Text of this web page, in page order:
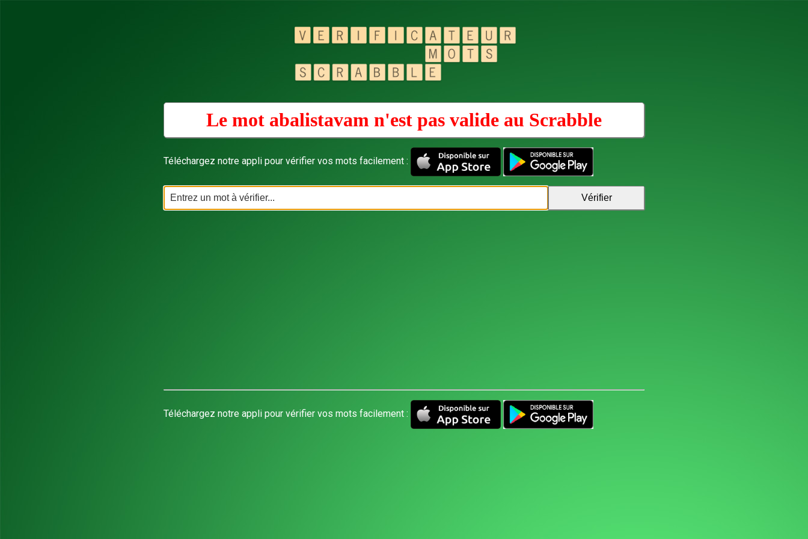
Le mot abalistavam n'est pas valide au Scrabble
Téléchargez notre appli pour vérifier vos mots facilement :
Téléchargez notre appli pour vérifier vos mots facilement :